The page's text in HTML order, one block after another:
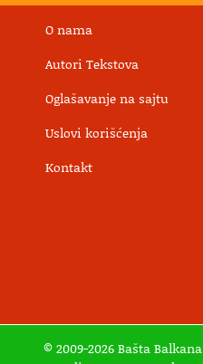
O nama
Autori Tekstova
Oglašavanje na sajtu
Uslovi korišćenja
Kontakt
© 2009-2026 Bašta